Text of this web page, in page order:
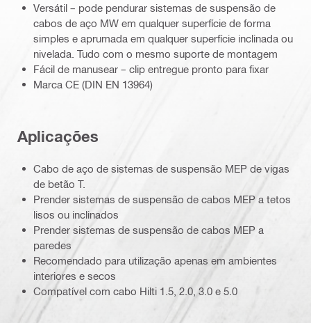
Versátil – pode pendurar sistemas de suspensão de
cabos de aço MW em qualquer superfície de forma
simples e aprumada em qualquer superfície inclinada ou
nivelada. Tudo com o mesmo suporte de montagem
Fácil de manusear – clip entregue pronto para fixar
Marca CE (DIN EN 13964)
Aplicações
Cabo de aço de sistemas de suspensão MEP de vigas
de betão T.
Prender sistemas de suspensão de cabos MEP a tetos
lisos ou inclinados
Prender sistemas de suspensão de cabos MEP a
paredes
Recomendado para utilização apenas em ambientes
interiores e secos
Compatível com cabo Hilti 1.5, 2.0, 3.0 e 5.0